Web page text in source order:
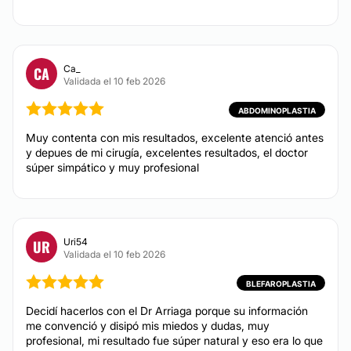
Métodos de pago aceptados:
Tarjeta de Crédito/Débito
Efectivo
Desde $ 5,000 hasta $ 10,000
ABDOMINOPLASTIA
Los precios pueden varían desde:
miniabdominoplastia, abdominoplastia extendida,
abdominoplastia circular, hasta una abdominoplastia
y cadera; también con o sin bodytite para marcar más
la figura y tonificar.
Desde: $ 100,000
CONTACTAR
CA
Ca_
Validada el 10 feb 2026
ABDOMINOPLASTIA
Muy contenta con mis resultados, excelente atenció antes
y depues de mi cirugía, excelentes resultados, el doctor
súper simpático y muy profesional
UR
Uri54
Validada el 10 feb 2026
BLEFAROPLASTIA
Decidí hacerlos con el Dr Arriaga porque su información
me convenció y disipó mis miedos y dudas, muy
profesional, mi resultado fue súper natural y eso era lo que